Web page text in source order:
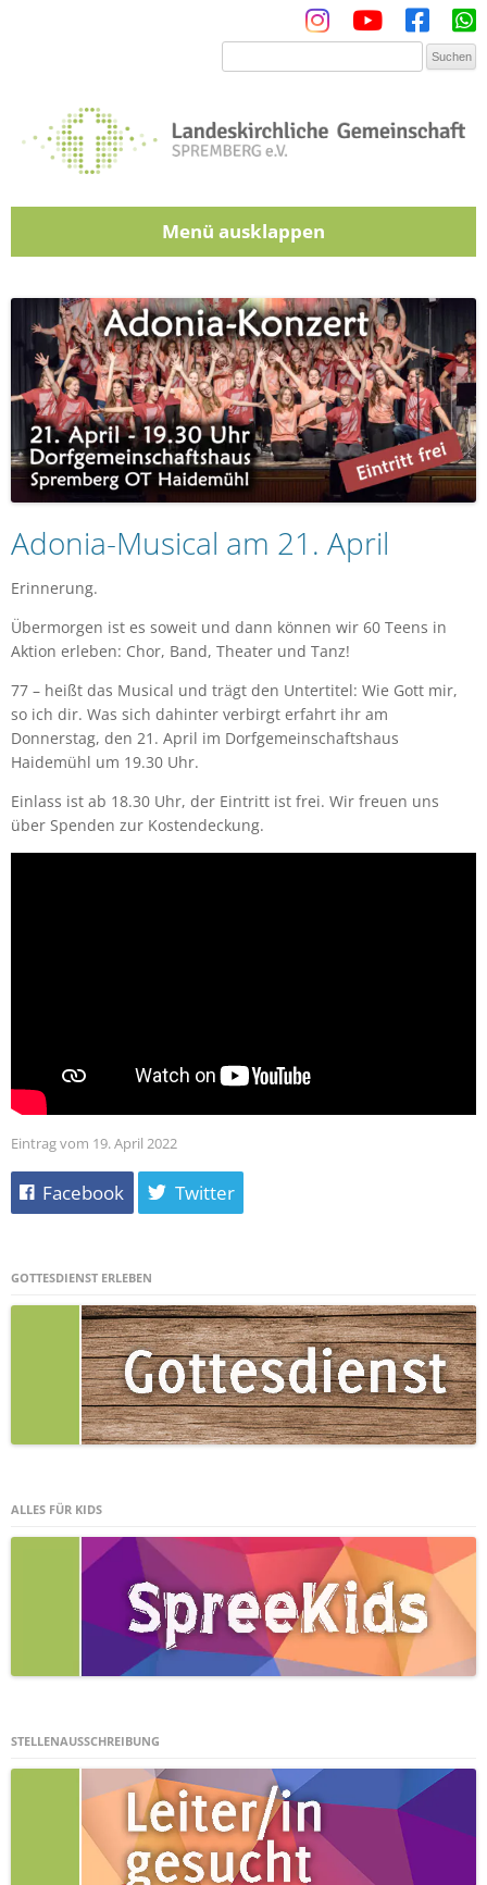
Menü
Adonia-Musical am 21. April
Erinnerung.
Übermorgen ist es soweit und dann können wir 60 Teens in
Aktion erleben: Chor, Band, Theater und Tanz!
77 – heißt das Musical und trägt den Untertitel: Wie Gott mir,
so ich dir. Was sich dahinter verbirgt erfahrt ihr am
Donnerstag, den 21. April im Dorfgemeinschaftshaus
Haidemühl um 19.30 Uhr.
Einlass ist ab 18.30 Uhr, der Eintritt ist frei. Wir freuen uns
über Spenden zur Kostendeckung.
Eintrag vom 19. April 2022
Facebook Twitter
GOTTESDIENST ERLEBEN
ALLES FÜR KIDS
STELLENAUSSCHREIBUNG